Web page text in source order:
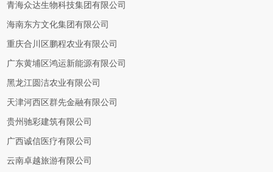
青海众达生物科技集团有限公司
海南东方文化集团有限公司
重庆合川区鹏程农业有限公司
广东黄埔区鸿运新能源有限公司
黑龙江圆洁农业有限公司
天津河西区群先金融有限公司
贵州驰彩建筑有限公司
广西诚信医疗有限公司
云南卓越旅游有限公司